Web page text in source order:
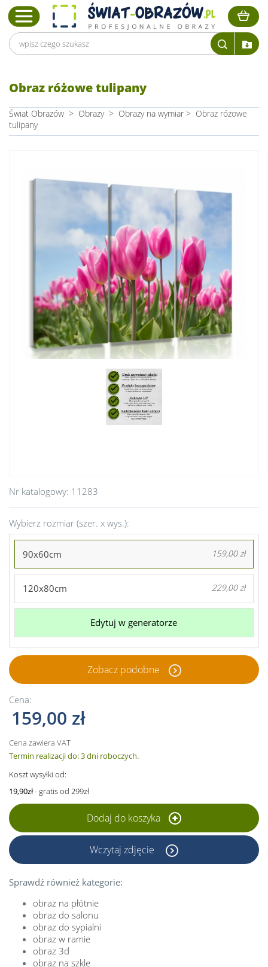
Obraz różowe tulipany
Świat Obrazów > Obrazy > Obrazy na wymiar > Obraz różowe
tulipany
Nr katalogowy: 11283
Wybierz rozmiar (szer. x wys.):
90x60cm 159,00 zł
120x80cm 229,00 zł
Edytuj w generatorze
Zobacz podobne
Cena:
159,00 zł
Cena zawiera VAT
Termin realizacji do: 3 dni roboczych.
Koszt wysyłki od:
19,90zł- gratis od 299zł
Dodaj do koszyka
Wczytaj zdjęcie
Sprawdź również kategorie:
obraz na płótnie
obraz do salonu
obraz do sypialni
obraz w ramie
obraz 3d
obraz na szkle